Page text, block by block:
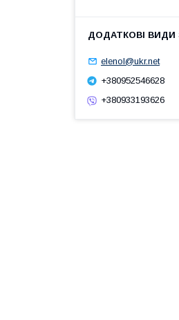
elenol@ukr.net
+380952546628
+380933193626